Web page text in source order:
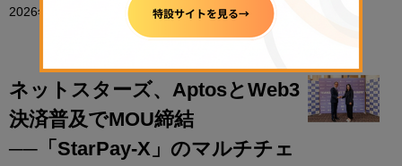
2026年5月10日 07:00 Ibrahim Ajibade
ネットスターズ、AptosとWeb3
決済普及でMOU締結
──「StarPay-X」のマルチチェ